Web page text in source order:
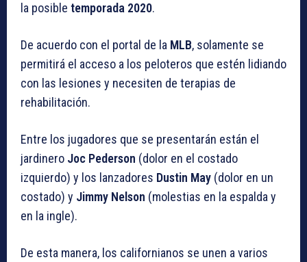
la posible temporada 2020.
De acuerdo con el portal de la MLB, solamente se
permitirá el acceso a los peloteros que estén lidiando
con las lesiones y necesiten de terapias de
rehabilitación.
Entre los jugadores que se presentarán están el
jardinero Joc Pederson (dolor en el costado
izquierdo) y los lanzadores Dustin May (dolor en un
costado) y Jimmy Nelson (molestias en la espalda y
en la ingle).
De esta manera, los californianos se unen a varios